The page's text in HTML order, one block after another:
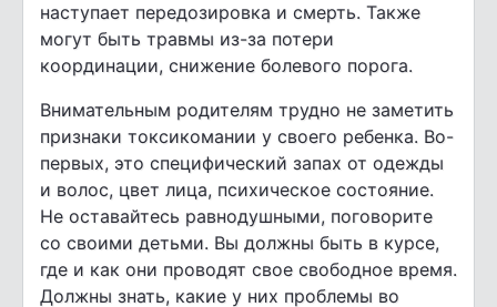
наступает передозировка и смерть. Также
могут быть травмы из-за потери
координации, снижение болевого порога.
Внимательным родителям трудно не заметить
признаки токсикомании у своего ребенка. Во-
первых, это специфический запах от одежды
и волос, цвет лица, психическое состояние.
Не оставайтесь равнодушными, поговорите
со своими детьми. Вы должны быть в курсе,
где и как они проводят свое свободное время.
Должны знать, какие у них проблемы во